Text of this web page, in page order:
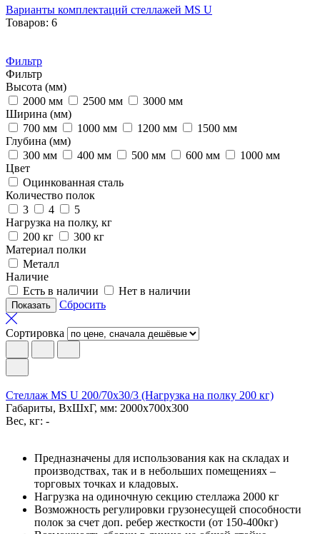
Варианты комплектаций стеллажей MS U
Товаров: 6
Фильтр
Фильтр
Высота (мм)
2000 мм
2500 мм
3000 мм
Ширина (мм)
700 мм
1000 мм 1200 мм
1500 мм
Глубина (мм)
300 мм
400 мм 500 мм 600 мм
1000 мм
Цвет
Оцинкованная сталь
Количество полок
3
4
5
Нагрузка на полку, кг
200 кг
300 кг
Материал полки
Металл
Наличие
Есть в наличии
Нет в наличии
Сбросить
Сортировка
Стеллаж MS U 200/70x30/3 (Нагрузка на полку 200 кг)
Габариты, ВxШxГ, мм: 2000x700x300
Вес, кг: -
Предназначены для использования как на складах и
производствах, так и в небольших помещениях –
торговых точках и кладовых.
Нагрузка на одиночную секцию стеллажа 2000 кг
Возможность регулировки грузонесущей способности
полок за счет доп. ребер жесткости (от 150-400кг)